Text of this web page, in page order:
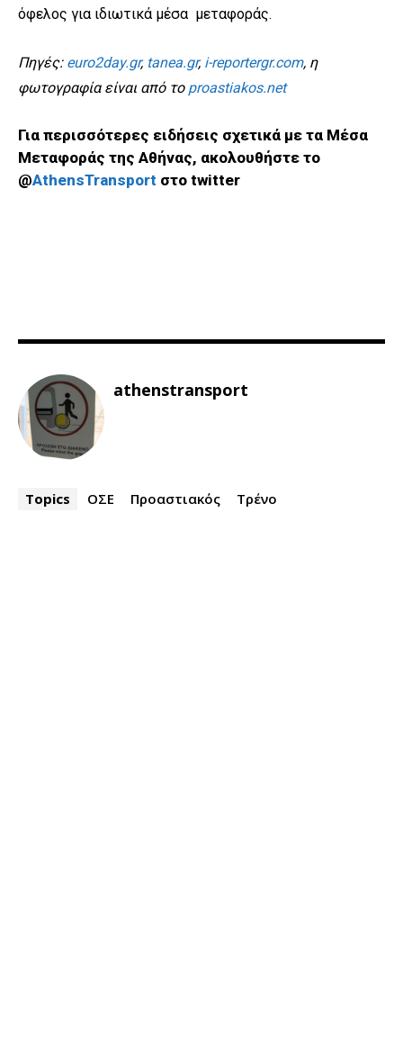
όφελος για ιδιωτικά μέσα μεταφοράς.
Πηγές: euro2day.gr, tanea.gr, i-reportergr.com, η
φωτογραφία είναι από το proastiakos.net
Για περισσότερες ειδήσεις σχετικά με τα Μέσα
Μεταφοράς της Αθήνας, ακολουθήστε το
@AthensTransport στο twitter
athenstransport
Topics ΟΣΕ Προαστιακός Τρένο